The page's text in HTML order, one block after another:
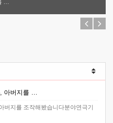
…
아버지를 …
버지를 조작해봤습니다분야연극기